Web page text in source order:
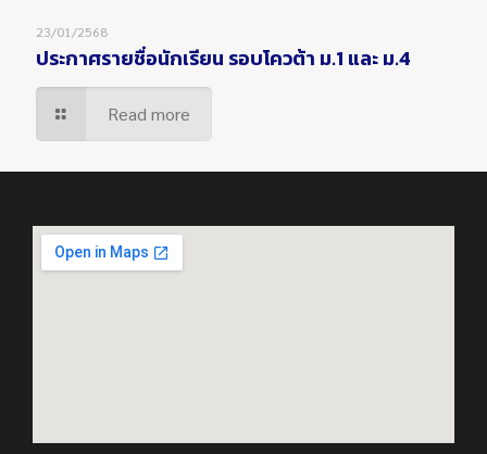
23/01/2568
ประกาศรายชื่อนักเรียน รอบโควต้า ม.1 และ ม.4
Read more